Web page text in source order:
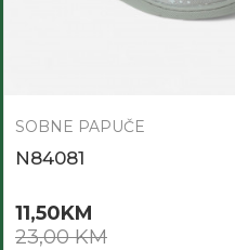
SOBNE PAPUČE
N84081
11,50KM
23,00KM